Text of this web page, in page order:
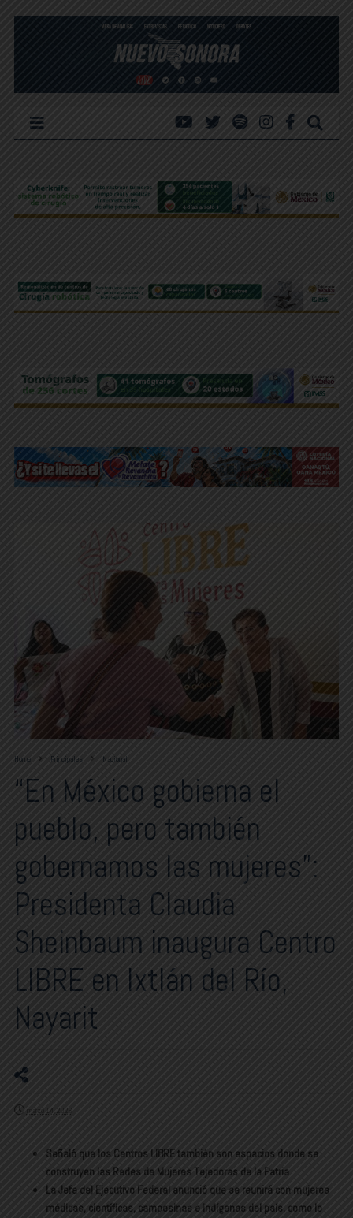
Home Principales Nacional
“En México gobierna el
pueblo, pero también
gobernamos las mujeres”:
Presidenta Claudia
Sheinbaum inaugura Centro
LIBRE en Ixtlán del Río,
Nayarit
marzo 14, 2026
Señaló que los Centros LIBRE también son espacios donde se
construyen las Redes de Mujeres Tejedoras de la Patria
La Jefa del Ejecutivo Federal anunció que se reunirá con mujeres
médicas, científicas, campesinas e indígenas del país, como lo